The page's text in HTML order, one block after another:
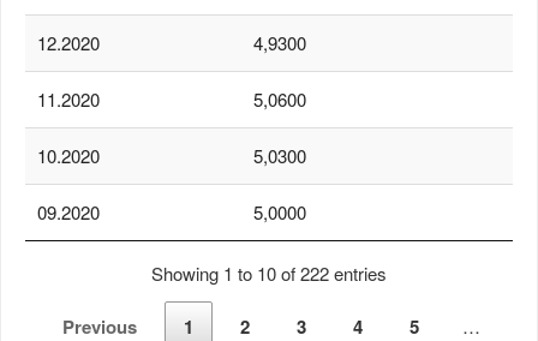
12.2020 4,9300
11.2020 5,0600
10.2020 5,0300
09.2020 5,0000
Showing 1 to 10 of 222 entries
Previous 1 2 3 4 5 …